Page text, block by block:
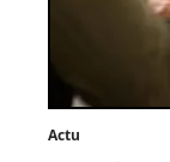
Actu